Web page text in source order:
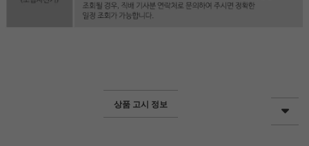
상품 고시 정보